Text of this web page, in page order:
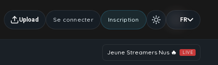
Upload Se connecter Inscription FR
Jeune Streamers Nus 🔥 LIVE